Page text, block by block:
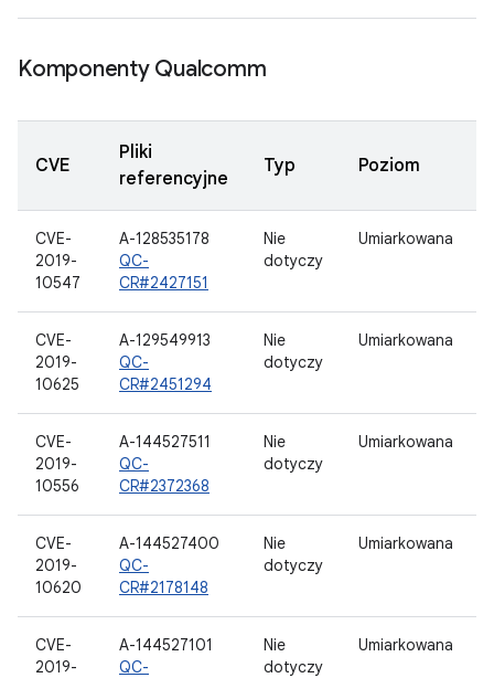
Komponenty Qualcomm
CVE
Pliki
referencyjne
Typ Poziom
CVE-
2019-
10547
A-128535178
QC-
CR#2427151
Nie
dotyczy
Umiarkowana
CVE-
2019-
10625
A-129549913
QC-
CR#2451294
Nie
dotyczy
Umiarkowana
CVE-
2019-
10556
A-144527511
QC-
CR#2372368
Nie
dotyczy
Umiarkowana
CVE-
2019-
10620
A-144527400
QC-
CR#2178148
Nie
dotyczy
Umiarkowana
CVE-
2019-
A-144527101
QC-
Nie
dotyczy
Umiarkowana